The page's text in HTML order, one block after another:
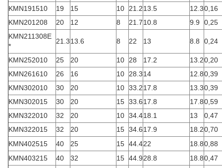
KMN191510
19 15 10 21.213.5 12.30,16
KMN201208
20 12 8 21.710.8 9.9
0,25
KMN211308E
*
21.313.6 8 22 13 8.8 0,24
KMN252010 25 20 10 28 17.2 13.20,20
KMN261610
26 16 10 28.314 12.80,39
KMN302010
30 20 10 33.217.8 13.30,39
KMN302015
30 20 15 33.617.8 17.80,59
KMN322010
32 20 10 34.418.1 13
0,47
KMN322015
32 20 15 34.617.9 18.20,70
KMN402515
40 25 15 44.422 18.80,88
KMN403215
40 32 15 44.928.8 18.80,47